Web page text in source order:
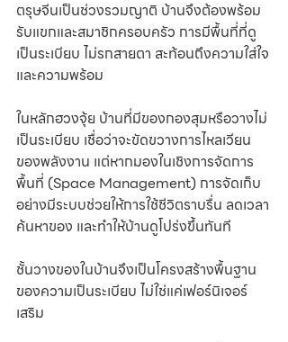
ตรุษจีนเป็นช่วงรวมญาติ บ้านจึงต้องพร้อม
รับแขกและสมาชิกครอบครัว การมีพื้นที่ที่ดู
เป็นระเบียบ ไม่รกสายตา สะท้อนถึงความใส่ใจ
และความพร้อม
ในหลักฮวงจุ้ย บ้านที่มีของกองสุมหรือวางไม่
เป็นระเบียบ เชื่อว่าจะขัดขวางการไหลเวียน
ของพลังงาน แต่หากมองในเชิงการจัดการ
พื้นที่ (Space Management) การจัดเก็บ
อย่างมีระบบช่วยให้การใช้ชีวิตราบรื่น ลดเวลา
ค้นหาของ และทำให้บ้านดูโปร่งขึ้นทันที
ชั้นวางของในบ้านจึงเป็นโครงสร้างพื้นฐาน
ของความเป็นระเบียบ ไม่ใช่แค่เฟอร์นิเจอร์
เสริม